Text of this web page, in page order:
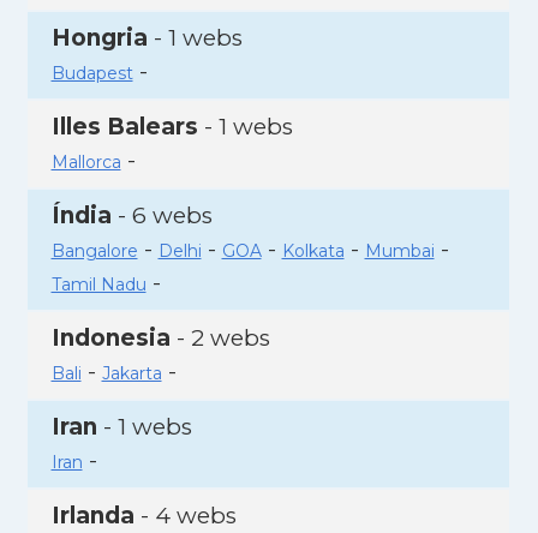
Hongria - 1 webs
Budapest-
Illes Balears - 1 webs
Mallorca -
Índia - 6 webs
Bangalore - Delhi - GOA- Kolkata - Mumbai -
Tamil Nadu -
Indonesia - 2 webs
Bali - Jakarta -
Iran - 1 webs
Iran -
Irlanda - 4 webs